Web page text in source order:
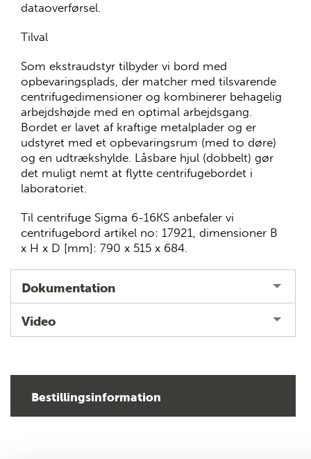
dataoverførsel.
Tilval
Som ekstraudstyr tilbyder vi bord med
opbevaringsplads, der matcher med tilsvarende
centrifugedimensioner og kombinerer behagelig
arbejdshøjde med en optimal arbejdsgang.
Bordet er lavet af kraftige metalplader og er
udstyret med et opbevaringsrum (med to døre)
og en udtrækshylde. Låsbare hjul (dobbelt) gør
det muligt nemt at flytte centrifugebordet i
laboratoriet.
Til centrifuge Sigma 6-16KS anbefaler vi
centrifugebord artikel no: 17921, dimensioner B
x H x D [mm]: 790 x 515 x 684.
Dokumentation
Video
Bestillingsinformation